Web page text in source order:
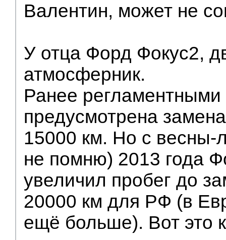
Валентин, может не
У отца Форд Фокус2,
атмосферник.
Ранее
предусмотрена
15000 км. Но с весны-
не помню) 2013 года
увеличил пробег до
20000 км для РФ (в
ещё больше). Вот это